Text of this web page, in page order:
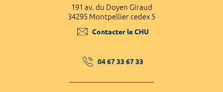
191 av. du Doyen Giraud
34295 Montpellier cedex 5
Contacter le CHU
04 67 33 67 33